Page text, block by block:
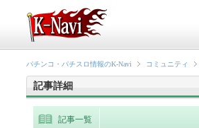
パチンコ・パチスロ情報のK-Navi コミュニティ
記事詳細
記事一覧